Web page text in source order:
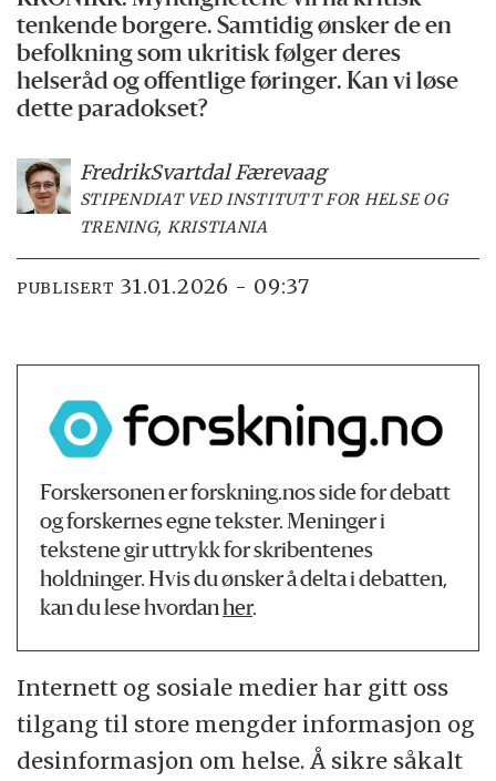
tenkende borgere. Samtidig ønsker de en
befolkning som ukritisk følger deres
helseråd og offentlige føringer. Kan vi løse
dette paradokset?
FredrikSvartdal Færevaag
STIPENDIAT VED INSTITUTT FOR HELSE OG
TRENING, KRISTIANIA
PUBLISERT 31.01.2026 - 09:37
Forskersonen er forskning.nos side for debatt
og forskernes egne tekster. Meninger i
tekstene gir uttrykk for skribentenes
holdninger. Hvis du ønsker å delta i debatten,
kan du lese hvordanher.
Internett og sosiale medier har gitt oss
tilgang til store mengder informasjon og
desinformasjon om helse. Å sikre såkalt